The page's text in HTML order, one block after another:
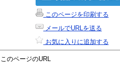
このページを印刷する
メールでURLを送る
お気に入りに追加する
このページのURL